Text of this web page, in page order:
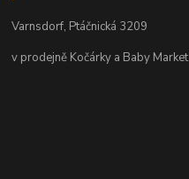
Varnsdorf, Ptáčnická 3209
v prodejně Kočárky a Baby Market